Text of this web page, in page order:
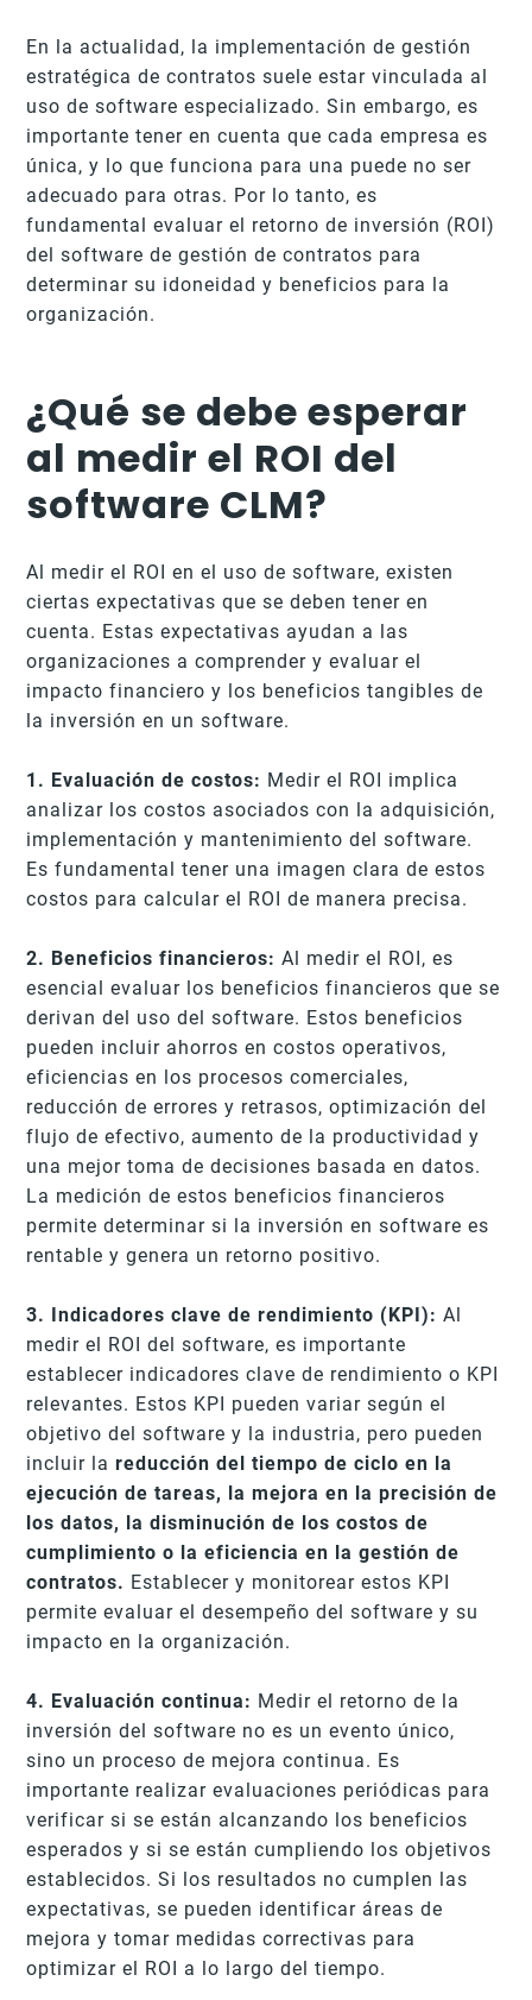
En la actualidad, la implementación de gestión
estratégica de contratos suele estar vinculada al
uso de software especializado. Sin embargo, es
importante tener en cuenta que cada empresa es
única, y lo que funciona para una puede no ser
adecuado para otras. Por lo tanto, es
fundamental evaluar el retorno de inversión (ROI)
del software de gestión de contratos para
determinar su idoneidad y beneficios para la
organización.
¿Qué se debe esperar
al medir el ROI del
software CLM?
Al medir el ROI en el uso de software, existen
ciertas expectativas que se deben tener en
cuenta. Estas expectativas ayudan a las
organizaciones a comprender y evaluar el
impacto financiero y los beneficios tangibles de
la inversión en un software.
1. Evaluación de costos: Medir el ROI implica
analizar los costos asociados con la adquisición,
implementación y mantenimiento del software.
Es fundamental tener una imagen clara de estos
costos para calcular el ROI de manera precisa.
2. Beneficios financieros:Al medir el ROI, es
esencial evaluar los beneficios financieros que se
derivan del uso del software. Estos beneficios
pueden incluir ahorros en costos operativos,
eficiencias en los procesos comerciales,
reducción de errores y retrasos, optimización del
flujo de efectivo, aumento de la productividad y
una mejor toma de decisiones basada en datos.
La medición de estos beneficios financieros
permite determinar si la inversión en software es
rentable y genera un retorno positivo.
3. Indicadores clave de rendimiento (KPI): Al
medir el ROI del software, es importante
establecer indicadores clave de rendimiento o KPI
relevantes. Estos KPI pueden variar según el
objetivo del software y la industria, pero pueden
incluir lareducción del tiempo de ciclo en la
ejecución de tareas, la mejora en la precisión de
los datos, la disminución de los costos de
cumplimiento o la eficiencia en la gestión de
contratos. Establecer y monitorear estos KPI
permite evaluar el desempeño del software y su
impacto en la organización.
4. Evaluación continua: Medir el retorno de la
inversión del software no es un evento único,
sino un proceso de mejora continua. Es
importante realizar evaluaciones periódicas para
verificar si se están alcanzando los beneficios
esperados y si se están cumpliendo los objetivos
establecidos. Si los resultados no cumplen las
expectativas, se pueden identificar áreas de
mejora y tomar medidas correctivas para
optimizar el ROI a lo largo del tiempo.